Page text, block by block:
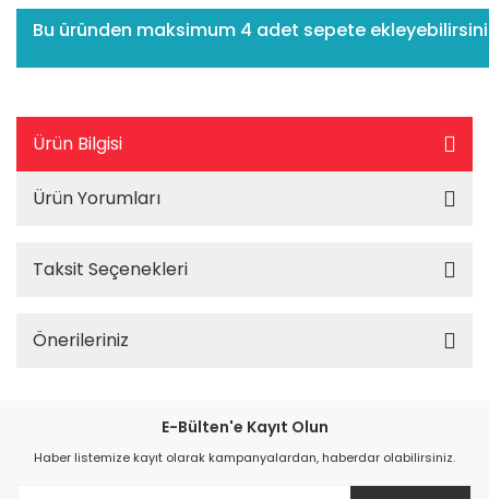
Bu üründen maksimum 4 adet sepete
Ürün Bilgisi
Ürün Yorumları
Taksit Seçenekleri
Önerileriniz
E-Bülten'e Kayıt Olun
Haber listemize kayıt olarak kampanyalardan, haberdar olabilirsiniz.